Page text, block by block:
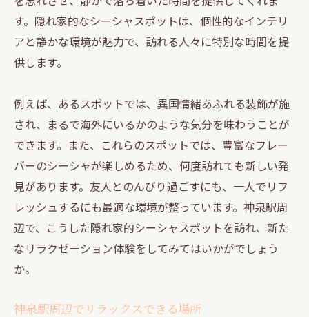
す。隠れ家的なシーシャスポットは、個性的なインテリ
アと静かな環境が魅力で、訪れる人々に特別な時間を提
供します。
例えば、あるスポットでは、異国情緒あふれる装飾が施
され、まるで海外にいるかのような気分を味わうことが
できます。また、これらのスポットでは、豊富なフレー
バーのシーシャが楽しめるため、何度訪れても新しい発
見があります。友人とのんびり過ごすにも、一人でリフ
レッシュするにも最適な環境が整っています。神泉駅周
辺で、こうした隠れ家的シーシャスポットを訪れ、新た
なリラクゼーション体験をしてみてはいかがでしょう
か。
神泉駅周辺でリラックスできる場所